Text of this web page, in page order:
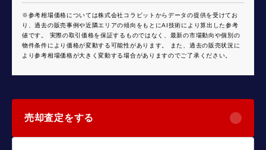
※参考相場価格については株式会社コラビットからデータの提供を受けてお
り、過去の販売事例や近隣エリアの傾向をもとにAI技術により算出した参考
値です。 実際の取引価格を保証するものではなく、最新の市場動向や個別の
物件条件により価格が変動する可能性があります。 また、過去の販売状況に
より参考相場価格が大きく変動する場合がありますのでご了承ください。
売却査定をする